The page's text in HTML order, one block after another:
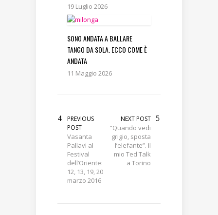
19 Luglio 2026
SONO ANDATA A BALLARE
TANGO DA SOLA. ECCO COME È
ANDATA
11 Maggio 2026
PREVIOUS
POST
Vasanta
Pallavi al
Festival
dell’Oriente:
12, 13, 19, 20
marzo 2016
NEXT POST
“Quando vedi
grigio, sposta
l’elefante”. Il
mio Ted Talk
a Torino